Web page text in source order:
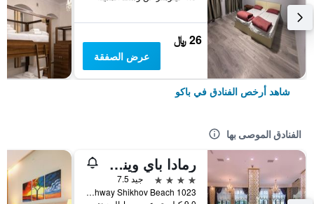
26 ﷼
عرض الصفقة
شاهد أرخص الفنادق في باكو
الفنادق الموصى بها
رمادا باي ويندام باكو
4 نجوم
جيد 7.5
Salyan Highway Shikhov Beach 1023, باكو, أذربيجان